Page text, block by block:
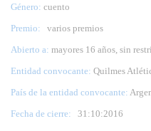
Género: cuento
Premio:
varios premios
Abierto a: mayores 16 años, sin
Entidad convocante: Quilmes
País de la entidad convocante:
Fecha de cierre: 31 :10:2016